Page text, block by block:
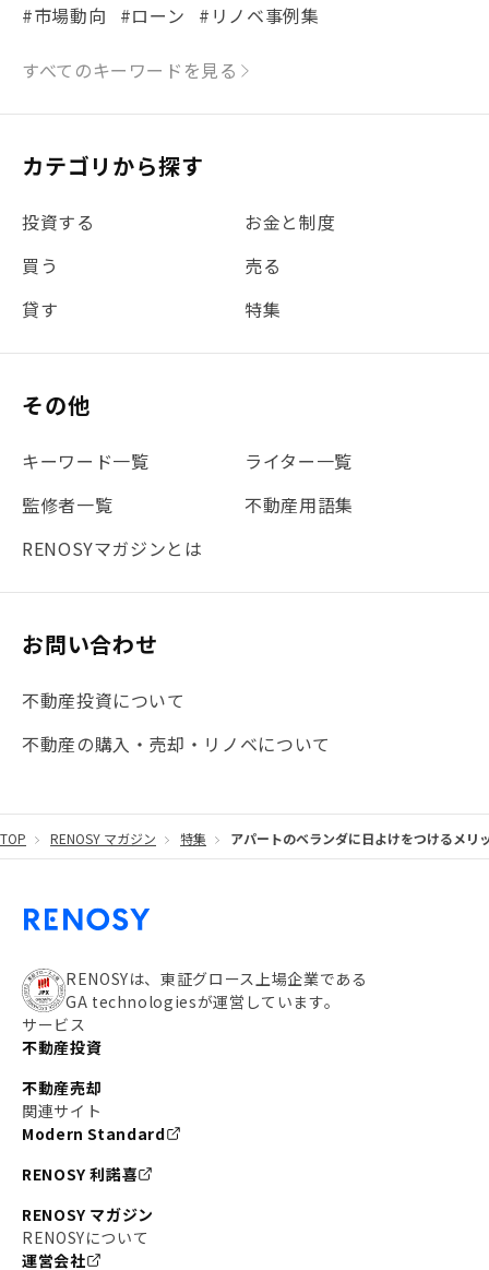
#市場動向
#ローン
#リノベ事例集
#シミュレーション #まちの住みやすさ発見！
#REIT
#新型コロナ #ETF #固定資産税
#団体信用生命保険
#贈与税 #災害に備える
#書類
#リノシーチャンネル
#不動産投資体験レポ
#地震対策
#セミナー #渋谷
#ふるさと納税
#法人化
#クラウドファンディング #JR京浜東北線
#まとめ #融資 #目黒
#JR湘南新宿ライン
#20代 #都営浅草線
#東急東横線
#都営大江戸線
#都営三田線 #不労所得
#私の資産ポートフォリオ
#わたしのリノベーションストーリー #JR横須賀線
#東京メトロ副都心線
#東京メトロ銀座線
#東京メトロ半蔵門線
#日暮里・舎人ライナー
すべてのキーワードを見る
カテゴリから探す
投資する
お金と制度
買う
売る
貸す
特集
その他
キーワード一覧
ライター一覧
監修者一覧
不動産用語集
RENOSYマガジンとは
お問い合わせ
不動産投資について
不動産の購入・売却・リノベについて
TOP RENOSY マガジン 特集 アパートのベランダに日よけをつけるメリ
RENOSYは、東証グロース上場企業である
GA technologiesが運営しています。
サービス
不動産投資
不動産売却
関連サイト
Modern Standard
RENOSY 利諾喜
RENOSY マガジン
RENOSYについて
運営会社